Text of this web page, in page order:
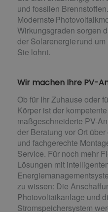
und fossilen Brennstoffen.
Modernste
Wirkungsgraden sorgen
der Solarenergie rund
Sie lohnt.
Wir machen Ihre PV-
Ob für Ihr Zuhause oder
Körper ist der
maßgeschneiderte PV-
der Beratung vor Ort
und fachgerechte
Service. Für noch mehr
Lösungen mit
zu wissen: Die
Photovoltaikanlage und
Stromspeichersystem